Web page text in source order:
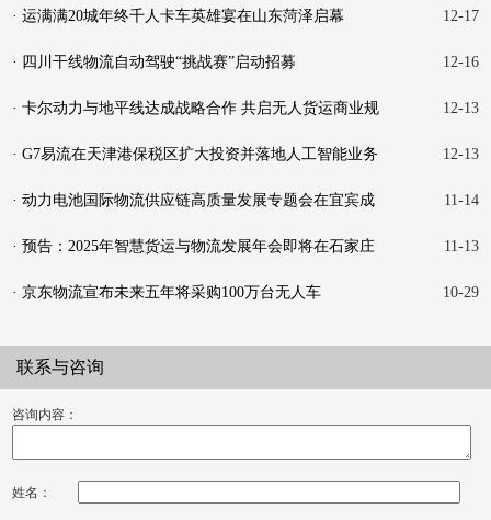
· 运满满20城年终千人卡车英雄宴在山东菏泽启幕 12-17
· 四川干线物流自动驾驶“挑战赛”启动招募 12-16
· 卡尔动力与地平线达成战略合作 共启无人货运商业规
12-13
· G7易流在天津港保税区扩大投资并落地人工智能业务 12-13
· 动力电池国际物流供应链高质量发展专题会在宜宾成
11-14
· 预告：2025年智慧货运与物流发展年会即将在石家庄
11-13
· 京东物流宣布未来五年将采购100万台无人车 10-29
联系与咨询
咨询内容：
姓名：